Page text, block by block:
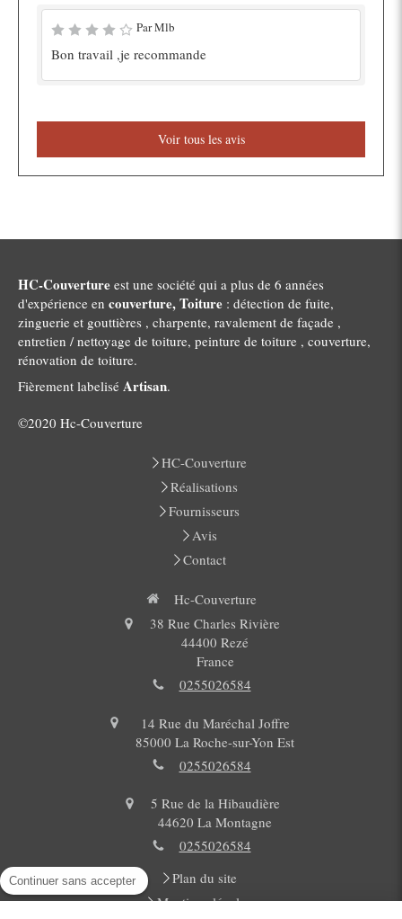
Par Mlb
Bon travail ,je recommande
Voir tous les avis
HC-Couverture est une société qui a plus de 6 années
d'expérience en couverture, Toiture : détection de fuite,
zinguerie et gouttières , charpente, ravalement de façade ,
entretien / nettoyage de toiture, peinture de toiture , couverture,
rénovation de toiture.
Fièrement labelisé Artisan.
©2020 Hc-Couverture
HC-Couverture
Réalisations
Fournisseurs
Avis
Contact
Hc-Couverture
38 Rue Charles Rivière
44400 Rezé
France
0255026584
14 Rue du Maréchal Joffre
85000 La Roche-sur-Yon Est
0255026584
5 Rue de la Hibaudière
44620 La Montagne
0255026584
Plan du site
Mentions légales
Continuer sans accepter